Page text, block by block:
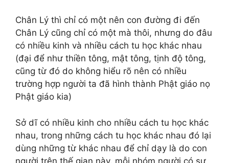
Chân Lý thì chỉ có một nên con đường đi đến
Chân Lý cũng chỉ có một mà thôi, nhưng do đâu
có nhiều kinh và nhiều cách tu học khác nhau
(đại để như thiền tông, mật tông, tịnh độ tông,
cũng từ đó do không hiểu rõ nên có nhiều
trường hợp người ta đã hình thành Phật giáo nọ
Phật giáo kia)
Sở dĩ có nhiều kinh cho nhiều cách tu học khác
nhau, trong những cách tu học khác nhau đó lại
dùng những từ khác nhau để chỉ dạy là do con
người trên thế gian này, mỗi nhóm người có sự